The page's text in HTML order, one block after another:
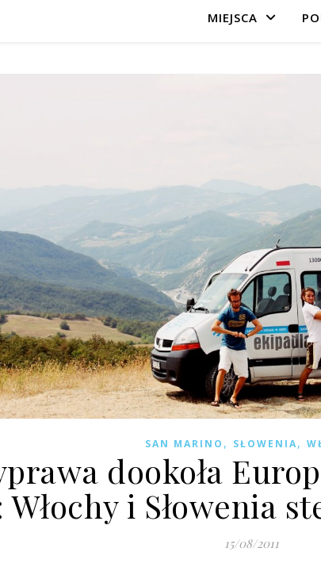
MIEJSCA
SAN MARINO , SŁOWENIA,
dookoła
Włochy i Słowenia
15/08/2011